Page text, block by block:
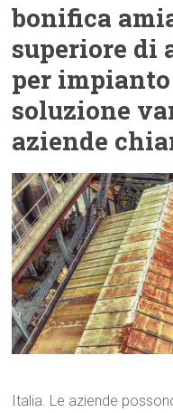
bonifica
superiore di
per
soluzione
aziende
Italia. Le aziende